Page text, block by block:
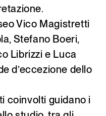
Vico Magistretti
Stefano Boeri,
Librizzi e Luca
d’eccezione dello
coinvolti guidano i